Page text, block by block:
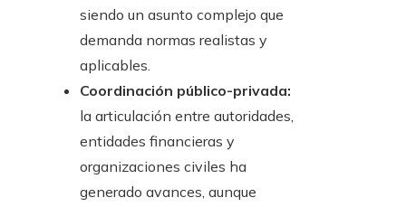
siendo un asunto complejo que
demanda normas realistas y
aplicables.
Coordinación público-privada:
la articulación entre autoridades,
entidades financieras y
organizaciones civiles ha
generado avances, aunque